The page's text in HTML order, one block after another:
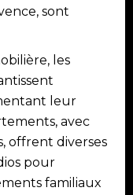
sont
les
leur
avec
offrent diverses
pour
familiaux